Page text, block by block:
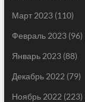
Март 2023(110)
Февраль 2023(96)
Январь 2023(88)
Декабрь 2022 (79)
Ноябрь 2022 (223)